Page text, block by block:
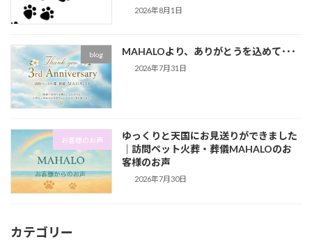
2026年8月1日
blog MAHALOより、ありがとうを込めて･･･
2026年7月31日
お客様のお声
ゆっくりと天国にお見送りができました
｜訪問ペット火葬・葬儀MAHALOのお
客様のお声
2026年7月30日
カテゴリー